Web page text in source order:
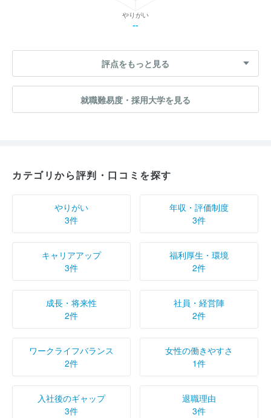
やりがい
--
評点をもっと見る
就職難易度・採用大学を見る
カテゴリから評判・口コミを探す
やりがい
3件
年収・評価制度
3件
キャリアアップ
3件
福利厚生・環境
2件
成長・将来性
2件
社員・経営陣
2件
ワークライフバランス
2件
女性の働きやすさ
1件
入社後のギャップ
3件
退職理由
3件